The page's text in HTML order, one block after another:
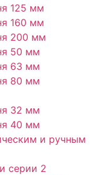
125 мм
160 мм
200 мм
50 мм
63 мм
80 мм
32 мм
40 мм
и ручным
серии 2